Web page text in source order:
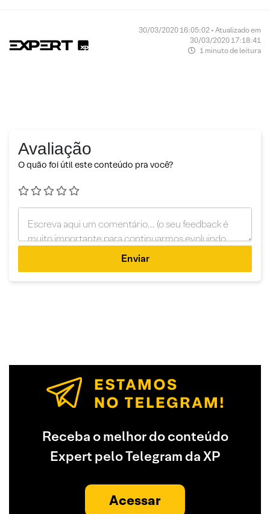
30/03/2020 16:05:02 • Atualizado em
30/03/2020 17:18:41
1 minuto de leitura
Avaliação
O quão foi útil este conteúdo pra você?
Enviar
Receba o melhor do conteúdo
Expert pelo Telegram da XP
Acessar